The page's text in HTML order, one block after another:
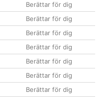
Berättar för dig
Berättar för dig
Berättar för dig
Berättar för dig
Berättar för dig
Berättar för dig
Berättar för dig